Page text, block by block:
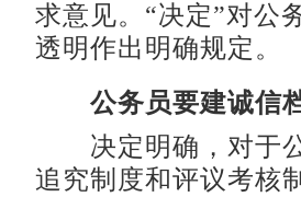
求意见。“决定”对公
透明作出明确规定。
公务员要建诚信
决定明确，对于公
追究制度和评议考核